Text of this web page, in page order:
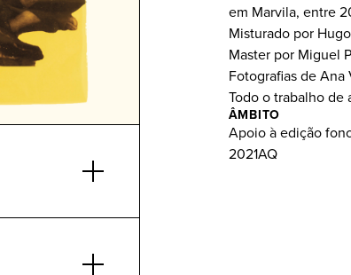
em Marvila, entre
Misturado por
Master por Miguel
Fotografias de Ana
Todo o trabalho
ÂMBITO
Apoio à edição
2021AQ